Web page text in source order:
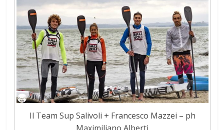
Il Team Sup Salivoli + Francesco Mazzei – ph